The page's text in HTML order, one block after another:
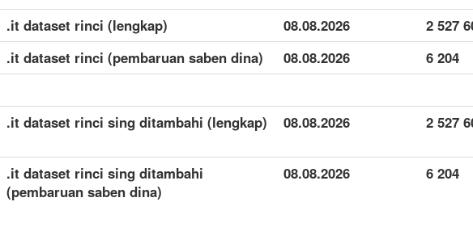
.it dataset rinci (lengkap) 08.08.2026 2 527
.it dataset rinci (pembaruan saben dina) 08.08.2026 6 204
.it dataset rinci sing ditambahi (lengkap) 08.08.2026 2 527
.it dataset rinci sing ditambahi
(pembaruan saben dina)
08.08.2026 6 204